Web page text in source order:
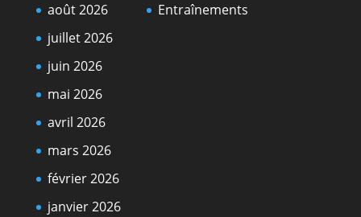
août 2026
juillet 2026
juin 2026
mai 2026
avril 2026
mars 2026
février 2026
janvier 2026
Entraînements